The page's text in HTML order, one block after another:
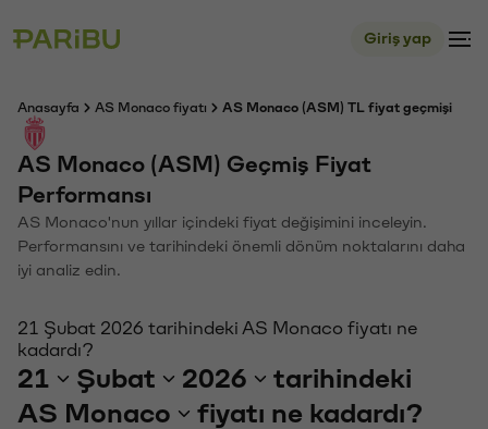
Giriş yap
Anasayfa AS Monaco fiyatı AS Monaco (ASM) TL fiyat geçmişi
AS Monaco (ASM) Geçmiş Fiyat
Performansı
AS Monaco'nun yıllar içindeki fiyat değişimini inceleyin.
Performansını ve tarihindeki önemli dönüm noktalarını daha
iyi analiz edin.
21 Şubat 2026 tarihindeki AS Monaco fiyatı ne
kadardı?
21 Şubat 2026
tarihindeki
AS Monaco
fiyatı ne kadardı?